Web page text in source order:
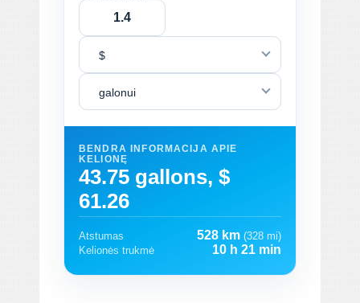
$
galonui
BENDRA INFORMACIJA APIE
KELIONĘ
43.75 gallons, $
61.26
Atstumas 528 km (328 mi)
Kelionės trukmė
10 h 21 min